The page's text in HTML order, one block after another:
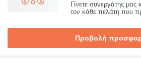
Γίνετε συνεργάτης
τον κάθε πελάτη που
Προβολή